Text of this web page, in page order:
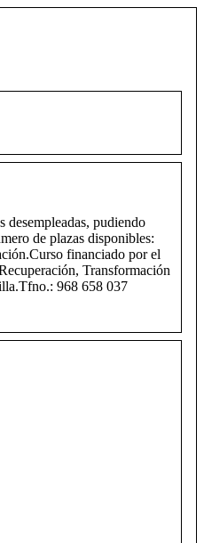
desempleadas, pudiendo
de plazas disponibles:
financiado por el
Transformación
968 658 037